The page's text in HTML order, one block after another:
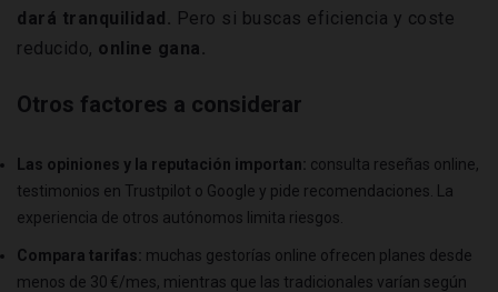
dará tranquilidad.
Pero si buscas eficiencia y coste
reducido, online gana.
Otros factores a considerar
Las opiniones y la reputación importan: consulta reseñas online,
testimonios en Trustpilot o Google y pide recomendaciones. La
experiencia de otros autónomos limita riesgos.
Compara tarifas: muchas gestorías online ofrecen planes desde
menos de 30 €/mes, mientras que las tradicionales varían según